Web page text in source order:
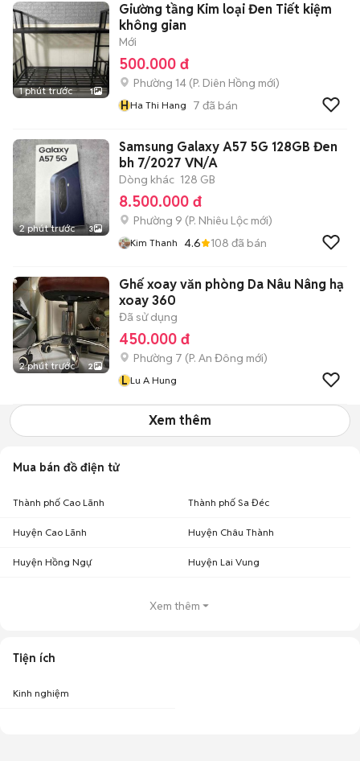
1 phút trước 1
Giường tầng Kim loại Đen Tiết kiệm
không gian
Mới
500.000 đ
Phường 14 (P. Diên Hồng mới)
HHa Thi Hang 7 đã bán
2 phút trước 3
Samsung Galaxy A57 5G 128GB Đen
bh 7/2027 VN/A
Dòng khác 128 GB
8.500.000 đ
Phường 9 (P. Nhiêu Lộc mới)
Kim Thanh 4.6 108 đã bán
2 phút trước 2
Ghế xoay văn phòng Da Nâu Nâng hạ
xoay 360
Đã sử dụng
450.000 đ
Phường 7 (P. An Đông mới)
L Lu A Hung
Xem thêm
Mua bán đồ điện tử
Thành phố Cao Lãnh Thành phố Sa Đéc
Huyện Cao Lãnh Huyện Châu Thành
Huyện Hồng Ngự Huyện Lai Vung
Xem thêm
Tiện ích
Kinh nghiệm